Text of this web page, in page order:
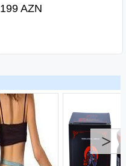
199 AZN